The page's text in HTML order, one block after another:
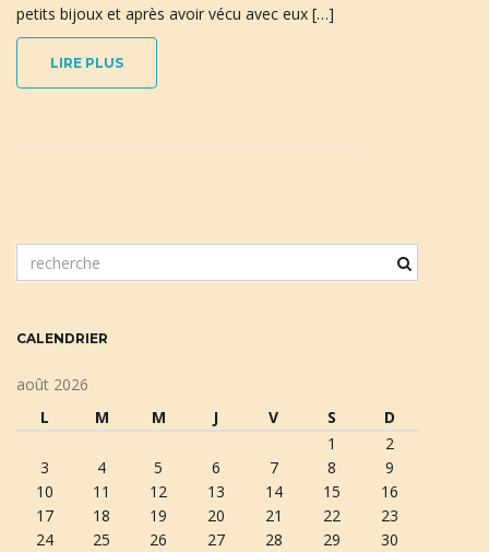
petits bijoux et après avoir vécu avec eux […]
LIRE PLUS
o
CALENDRIER
août 2026
L
M M J V S D
1
2
3
4 5 6 7 8
9
10
11 12 13 14 15
16
17
18 19 20 21 22
23
24
25 26 27 28 29
30